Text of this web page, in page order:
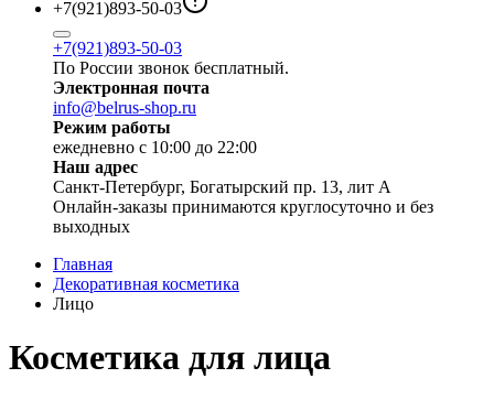
+7(921)893-50-03
+7(921)893-50-03
По России звонок бесплатный.
Электронная почта
info@belrus-shop.ru
Режим работы
ежедневно с 10:00 до 22:00
Наш адрес
Санкт-Петербург, Богатырский пр. 13, лит А
Онлайн-заказы принимаются круглосуточно и без
выходных
Главная
Декоративная косметика
Лицо
Косметика для лица